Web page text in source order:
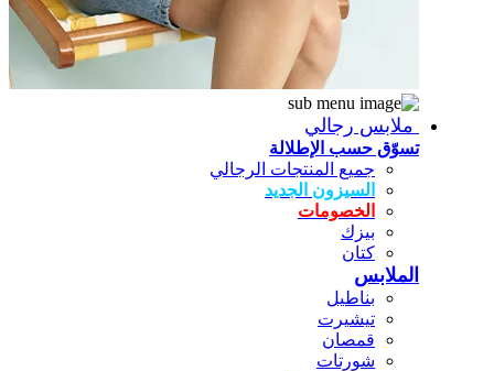
ملابس رجالي
تسوّق حسب الإطلالة
جميع المنتجات الرجالي
السيزون الجديد
الخصومات
بيزك
كتان
الملابس
بناطيل
تيشيرت
قمصان
شورتات